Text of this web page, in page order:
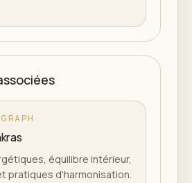
équilibre intérieur,
pratiques d'harmonisation.